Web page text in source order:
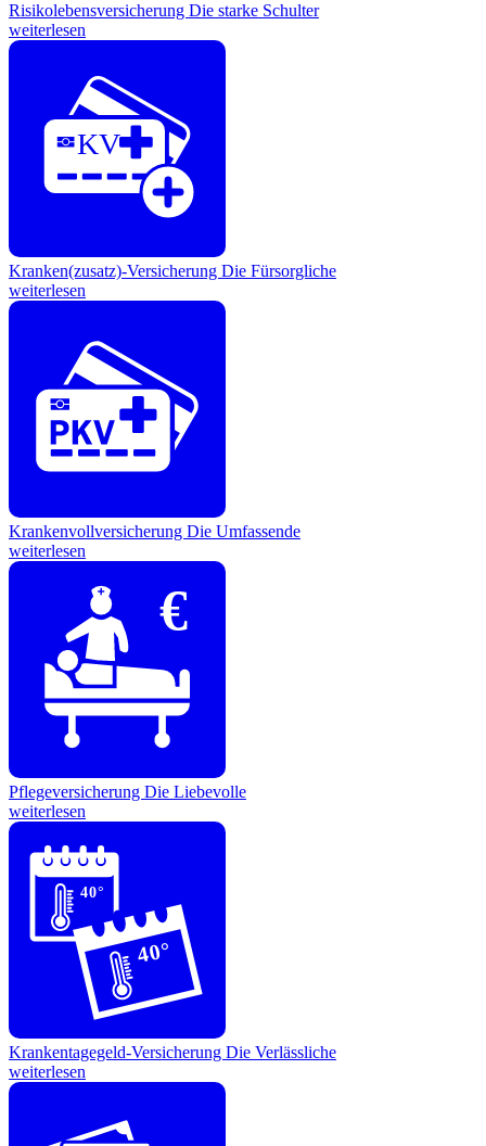
Risikolebensversicherung Die starke Schulter
weiterlesen
KV
Kranken(zusatz)-Versicherung Die Fürsorgliche
weiterlesen
Krankenvollversicherung Die Umfassende
weiterlesen
€
Pflegeversicherung Die Liebevolle
weiterlesen
40°
40°
Krankentagegeld-Versicherung Die Verlässliche
weiterlesen